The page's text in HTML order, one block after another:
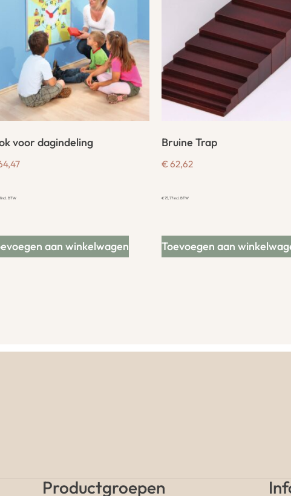
voor dagindeling
incl. BTW
aan winkelwagen
Bruine Trap
€ 62,62
€75,77incl. BTW
Toevoegen aan
Productgroepen